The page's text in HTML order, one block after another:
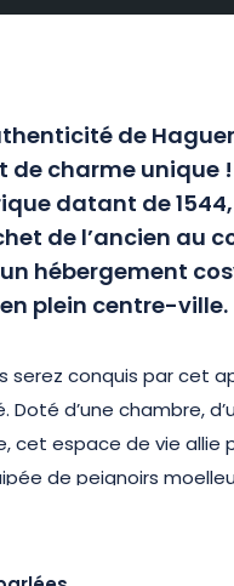
de
de charme unique
datant de
de l’ancien au
hébergement
plein centre-ville.
serez conquis par cet
d’une chambre,
cet espace de vie allie
de peignoirs
arrivée et tout le linge